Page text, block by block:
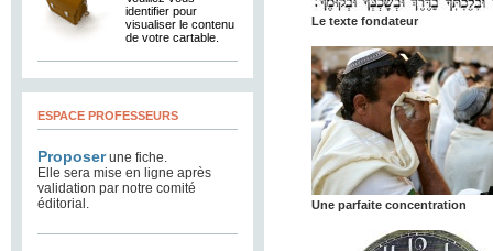
identifier pour
visualiser le contenu
de votre cartable.
ESPACE PROFESSEURS
Proposerune fiche.
Elle sera mise en ligne après
validation par notre comité
éditorial.
Le texte fondateur
Une parfaite concentration